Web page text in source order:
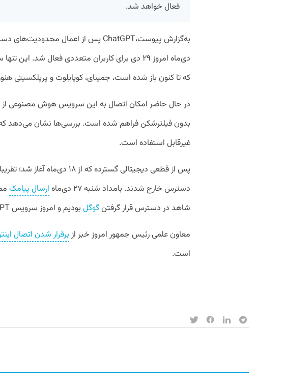
فعال خواهد شد.
دی‌ماه امروز ۲۹ دی برای کاربران متعددی فعال
که تا کنون باز شده است، جمینای، کوپایلوت و پرپلکسیتی
در حال حاضر امکان اتصال به این سرویس هوش مصنوعی از
بدون فیلترشکن فراهم شده است. بررسی‌ها نشان می‌دهد
غیرقابل استفاده است.
پس از قطعی دیجیتالی گسترده که از
دسترس خارج شدند. بامداد شنبه ۲۷ دی‌ماه
ارسال پیامک
شاهد در دسترس قرار گرفتنگوگل بودیم و امروز سرویس ChatGPT برای کاربران فعال شد.
معاون علمی رئیس جمهور امروز خبر ازبرقرار شدن اتصال
است.